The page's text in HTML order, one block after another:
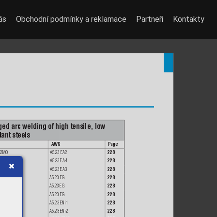
arc welding of high tensile, low
steels
AWS Page
A5.23 EA2 228
A5.23 EA4 228
A5.23 EA3 228
A5.23 EG 228
A5.23 EG 228
A5.23 EG 228
A5.23 ENi1 228
A5.23 ENi2 228
Obchodní podmínky a reklamace Partneři Kontakty